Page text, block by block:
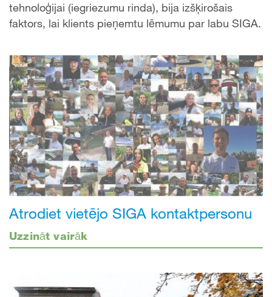
tehnoloģijai (iegriezumu rinda), bija izšķirošais
faktors, lai klients pieņemtu lēmumu par labu SIGA.
Atrodiet vietējo SIGA kontaktpersonu
Uzzināt vairāk